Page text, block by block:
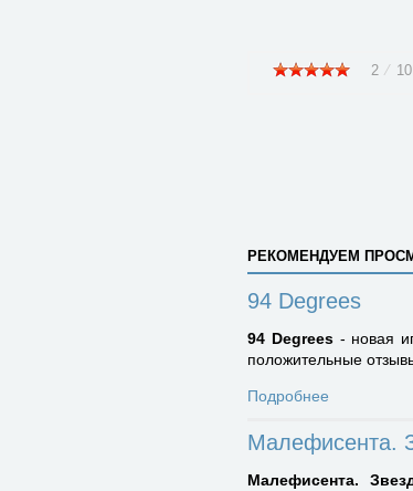
2 ⁄ 10
РЕКОМЕНДУЕМ
94 Degrees
94 Degrees- новая
положительные
Подробнее
Малефисента.
Малефисента.